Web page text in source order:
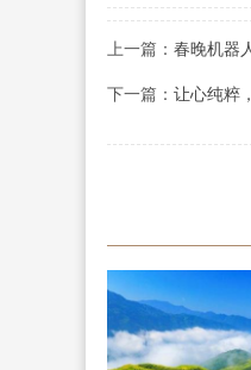
上一篇： 春晚机器
下一篇： 让心纯粹